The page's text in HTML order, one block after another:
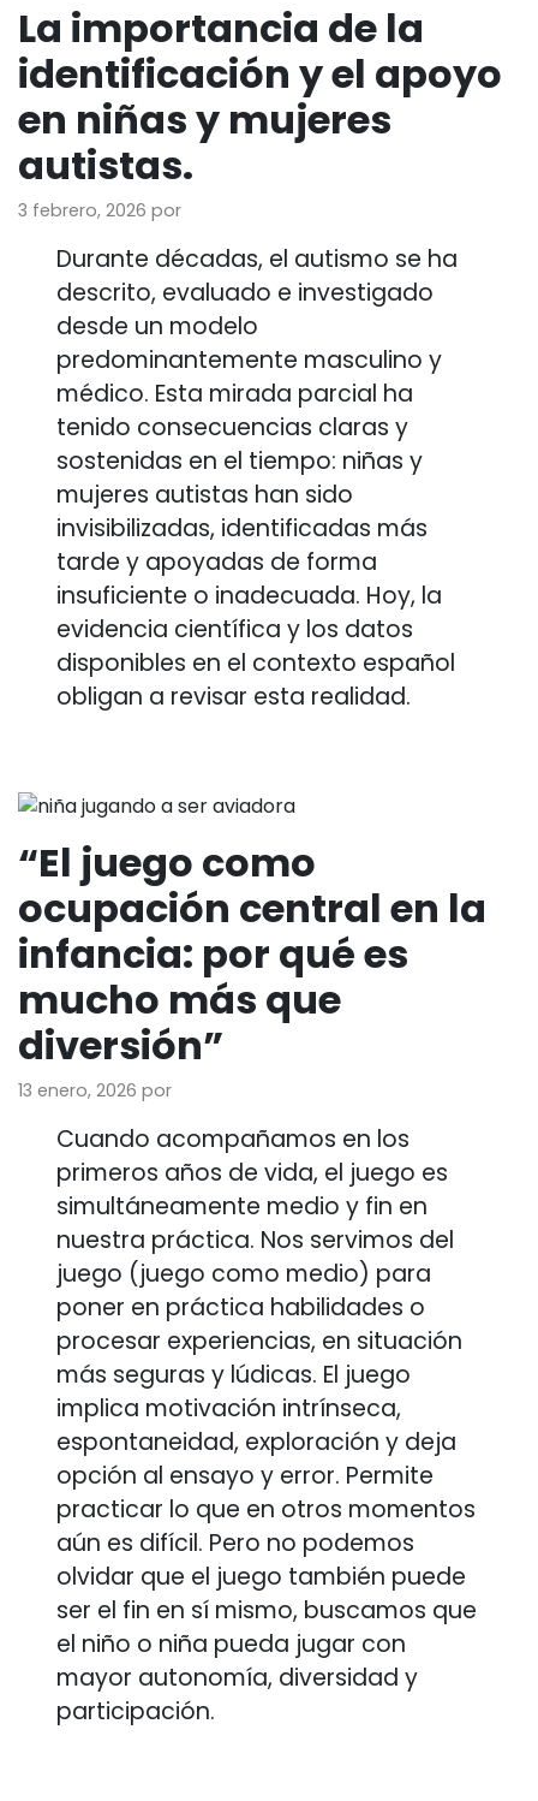
La importancia de la
identificación y el apoyo
en niñas y mujeres
autistas.
3 febrero, 2026 por
Durante décadas, el autismo se ha
descrito, evaluado e investigado
desde un modelo
predominantemente masculino y
médico. Esta mirada parcial ha
tenido consecuencias claras y
sostenidas en el tiempo: niñas y
mujeres autistas han sido
invisibilizadas, identificadas más
tarde y apoyadas de forma
insuficiente o inadecuada. Hoy, la
evidencia científica y los datos
disponibles en el contexto español
obligan a revisar esta realidad.
“El juego como
ocupación central en la
infancia: por qué es
mucho más que
diversión”
13 enero, 2026 por
Cuando acompañamos en los
primeros años de vida, el juego es
simultáneamente medio y fin en
nuestra práctica. Nos servimos del
juego (juego como medio) para
poner en práctica habilidades o
procesar experiencias, en situación
más seguras y lúdicas. El juego
implica motivación intrínseca,
espontaneidad, exploración y deja
opción al ensayo y error. Permite
practicar lo que en otros momentos
aún es difícil. Pero no podemos
olvidar que el juego también puede
ser el fin en sí mismo, buscamos que
el niño o niña pueda jugar con
mayor autonomía, diversidad y
participación.